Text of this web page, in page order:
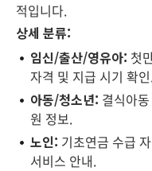
적입니다.
상세 분류:
임신/출산/영유아: 첫
자격 및 지급 시기 확
아동/청소년: 결식아
원 정보.
노인: 기초연금 수급
서비스 안내.